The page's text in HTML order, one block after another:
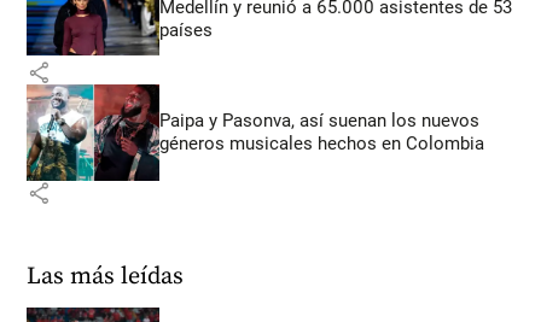
Medellín y reunió a 65.000 asistentes de 53
países
share
Paipa y Pasonva, así suenan los nuevos
géneros musicales hechos en Colombia
share
Las más leídas